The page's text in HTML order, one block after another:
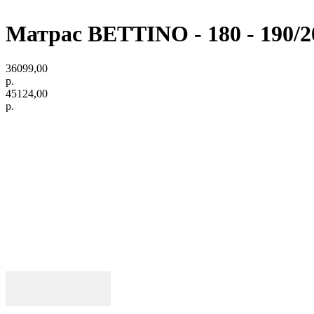
Матрас BETTINO - 180 - 190/
36099,00
р.
45124,00
р.